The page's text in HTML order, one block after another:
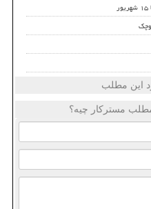
این مطلب
مسترکار چیه؟